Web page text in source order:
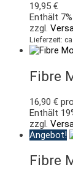
19,95 €
Enthält
zzgl.
Lieferzeit:
Fibre
16,90 €
Enthält
zzgl.
Angebot!
Fibre